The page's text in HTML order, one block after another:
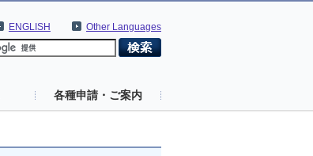
Other Languages
ENGLISH
各種申請・ご案内